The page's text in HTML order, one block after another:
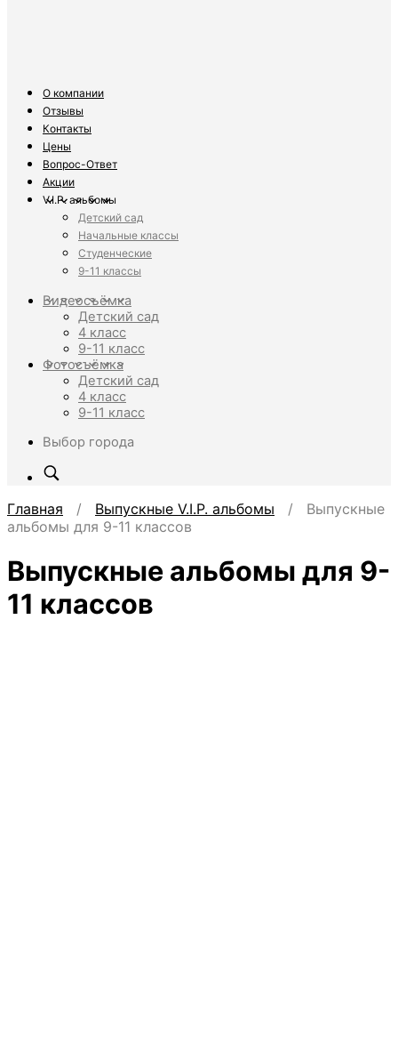
О компании
Отзывы
Контакты
Цены
Вопрос-Ответ
Акции
V.I.P. альбомы
Детский сад
Начальные классы
Студенческие
9-11 классы
Видеосъёмка
Детский сад
4 класс
9-11 класс
Фотосъёмка
Детский сад
4 класс
9-11 класс
Выбор города
Главная / Выпускные V.I.P. альбомы / Выпускные
альбомы для 9-11 классов
Выпускные альбомы для 9-
11 классов